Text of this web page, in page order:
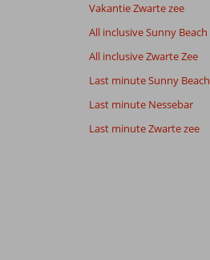
Vakantie Zwarte zee
All inclusive Sunny Beach
All inclusive Zwarte Zee
Last minute Sunny Beach
Last minute Nessebar
Last minute Zwarte zee